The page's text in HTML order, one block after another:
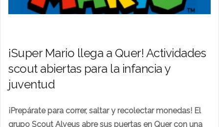
¡Super Mario llega a Quer! Actividades
scout abiertas para la infancia y
juventud
¡Prepárate para correr, saltar y recolectar monedas! El
grupo Scout Alveus abre sus puertas en Quer con una